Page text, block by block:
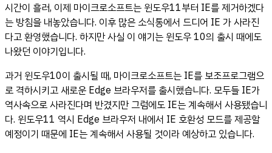
시간이 흘러, 이제 마이크로소프트는 윈도우11부터 IE를 제거하겠다
는 방침을 내놓았습니다. 이후 많은 소식통에서 드디어 IE 가 사라진
다고 환영했습니다. 하지만 사실 이 얘기는 윈도우 10의 출시 때에도
나왔던 이야기입니다.
과거 윈도우10이 출시될 때, 마이크로소프트는 IE를 보조프로그램으
로 격하시키고 새로운 Edge 브라우저를 출시했습니다. 모두들 IE가
역사속으로 사라진다며 반겼지만 그럼에도 IE는 계속해서 사용됐습니
다. 윈도우11 역시 Edge 브라우저 내에서 IE 호환성 모드를 제공할
예정이기 때문에 IE는 계속해서 사용될 것이라 예상하고 있습니다.